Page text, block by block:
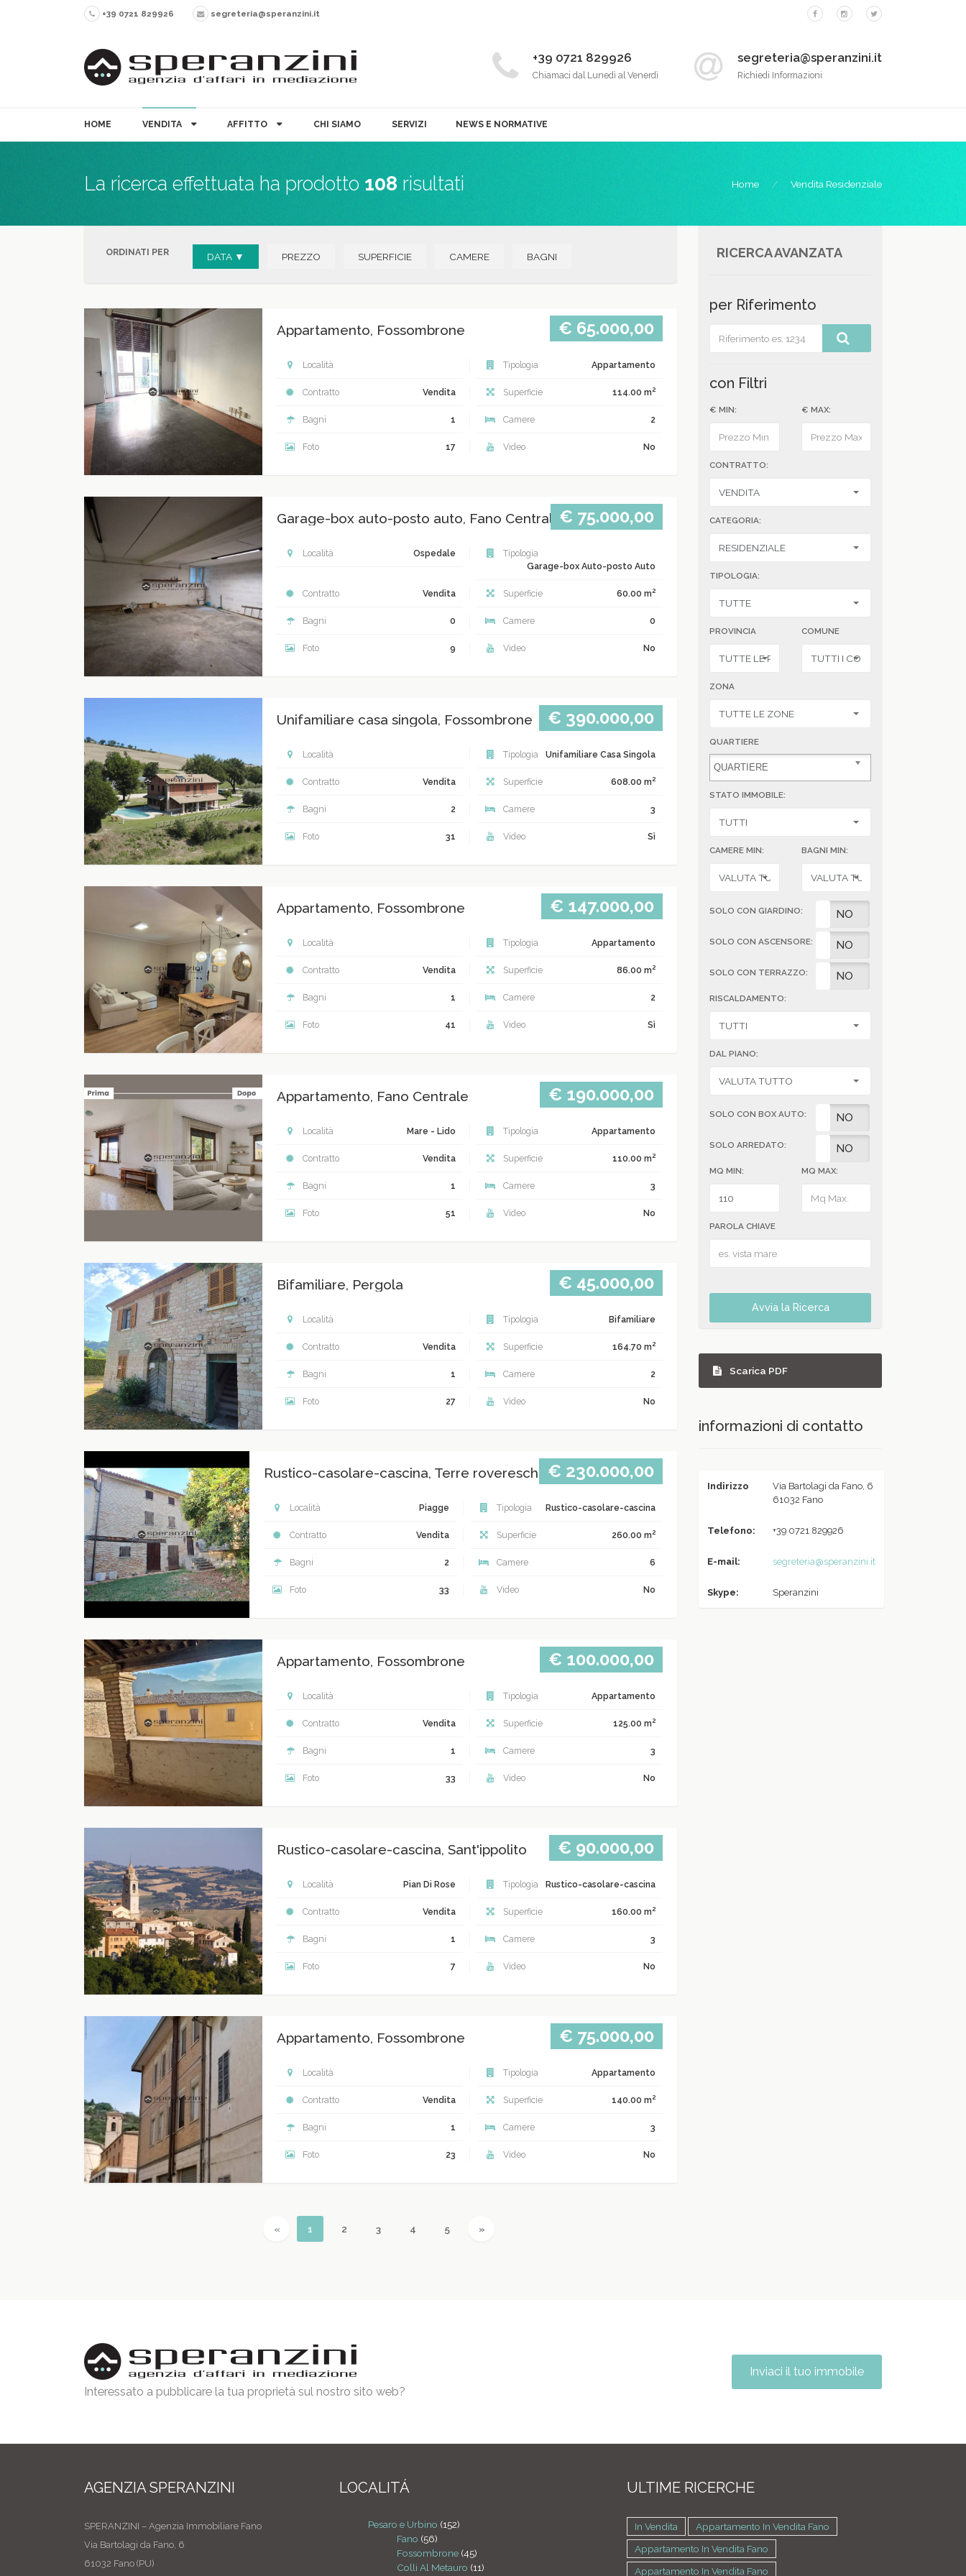
+39 0721 829926 segreteria@speranzini.it
segreteria@speranzini.it
Richiedi Informazioni
+39 0721 829926
Chiamaci dal Lunedì al Venerdì
HOME VENDITA AFFITTO CHI SIAMO SERVIZI NEWS E NORMATIVE
La ricerca effettuata ha prodotto 108 risultati Home Vendita Residenziale
ORDINATI PER DATA ▼ PREZZO SUPERFICIE CAMERE BAGNI
Appartamento, Fossombrone € 65.000,00
Località Tipologia Appartamento
Contratto Vendita Superficie 114.00 m2
Bagni 1 Camere 2
Foto 17 Video No
Garage-box auto-posto auto, Fano Centrale€ 75.000,00
Località Ospedale
Tipologia
Garage-box Auto-posto Auto
Contratto Vendita Superficie 60.00 m2
Bagni 0 Camere 0
Foto 9 Video No
Unifamiliare casa singola, Fossombrone € 390.000,00
Località Tipologia Unifamiliare Casa Singola
Contratto Vendita Superficie 608.00 m2
Bagni 2 Camere 3
Foto 31 Video Sì
Appartamento, Fossombrone € 147.000,00
Località Tipologia Appartamento
Contratto Vendita Superficie 86.00 m2
Bagni 1 Camere 2
Foto 41 Video Sì
Appartamento, Fano Centrale € 190.000,00
Località Mare - Lido Tipologia Appartamento
Contratto Vendita Superficie 110.00 m2
Bagni 1 Camere 3
Foto 51 Video No
Bifamiliare, Pergola € 45.000,00
Località Tipologia Bifamiliare
Contratto Vendita Superficie 164.70 m2
Bagni 1 Camere 2
Foto 27 Video No
Rustico-casolare-cascina, Terre roveresche Terre roveresche
€ 230.000,00
Località Piagge Tipologia Rustico-casolare-cascina
Contratto Vendita Superficie 260.00 m2
Bagni 2 Camere 6
Foto 33 Video No
Appartamento, Fossombrone € 100.000,00
Località Tipologia Appartamento
Contratto Vendita Superficie 125.00 m2
Bagni 1 Camere 3
Foto 33 Video No
Rustico-casolare-cascina, Sant'ippolito € 90.000,00
Località Pian Di Rose Tipologia Rustico-casolare-cascina
Contratto Vendita Superficie 160.00 m2
Bagni 1 Camere 3
Foto 7 Video No
Appartamento, Fossombrone € 75.000,00
Località Tipologia Appartamento
Contratto Vendita Superficie 140.00 m2
Bagni 1 Camere 3
Foto 23 Video No
« Previous
1 (current)
2 3 4 5 »
RICERCA AVANZATA
per Riferimento
con Filtri
€ MIN: € MAX:
CONTRATTO:
CATEGORIA:
TIPOLOGIA:
PROVINCIA COMUNE
ZONA
QUARTIERE
STATO IMMOBILE:
CAMERE MIN: BAGNI MIN:
SOLO CON GIARDINO:
SI NO
SOLO CON ASCENSORE:
SI NO
SOLO CON TERRAZZO:
SI NO
RISCALDAMENTO:
DAL PIANO:
SOLO CON BOX AUTO:
SI NO
SOLO ARREDATO:SI NO
MQ MIN: MQ MAX:
PAROLA CHIAVE
Avvia la Ricerca
Scarica PDF
informazioni di contatto
Indirizzo
Via Bartolagi da Fano, 6
61032 Fano
Telefono: +39 0721 829926
E-mail: segreteria@speranzini.it
Skype: Speranzini
Interessato a pubblicare la tua proprietà sul nostro sito web?
Inviaci il tuo immobile
AGENZIA SPERANZINI
SPERANZINI – Agenzia Immobiliare Fano
Via Bartolagi da Fano, 6
61032 Fano (PU)
LOCALITÁ
Pesaro e Urbino (152)
Fano (56)
Fossombrone (45)
Colli Al Metauro (11)
ULTIME RICERCHE
In Vendita
Appartamento In Vendita Fano
Appartamento In Vendita Fano
Appartamento In Vendita Fano